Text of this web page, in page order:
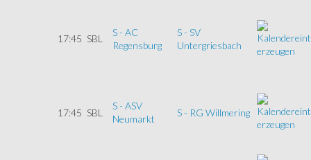
17:45 SBL
S - AC
Regensburg
S - SV
Untergriesbach
17:45 SBL
S - ASV
Neumarkt
S - RG Willmering